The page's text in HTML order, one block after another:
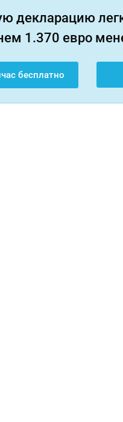
декларацию
1.370 евро
бесплатно